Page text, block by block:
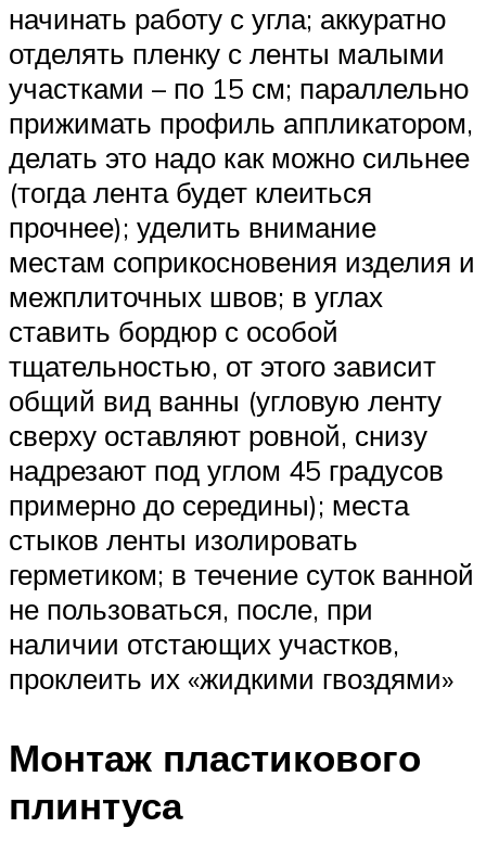
начинать работу с угла; аккуратно
отделять пленку с ленты малыми
участками – по 15 см; параллельно
прижимать профиль аппликатором,
делать это надо как можно сильнее
(тогда лента будет клеиться
прочнее); уделить внимание
местам соприкосновения изделия и
межплиточных швов; в углах
ставить бордюр с особой
тщательностью, от этого зависит
общий вид ванны (угловую ленту
сверху оставляют ровной, снизу
надрезают под углом 45 градусов
примерно до середины); места
стыков ленты изолировать
герметиком; в течение суток ванной
не пользоваться, после, при
наличии отстающих участков,
проклеить их «жидкими гвоздями»
Монтаж пластикового
плинтуса